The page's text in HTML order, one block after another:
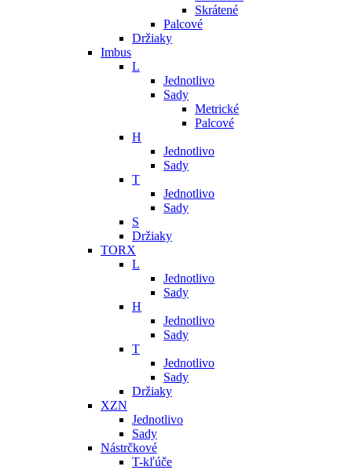
Skrátené
Palcové
Držiaky
Imbus
L
Jednotlivo
Sady
Metrické
Palcové
H
Jednotlivo
Sady
T
Jednotlivo
Sady
S
Držiaky
TORX
L
Jednotlivo
Sady
H
Jednotlivo
Sady
T
Jednotlivo
Sady
Držiaky
XZN
Jednotlivo
Sady
Nástrčkové
T-kľúče